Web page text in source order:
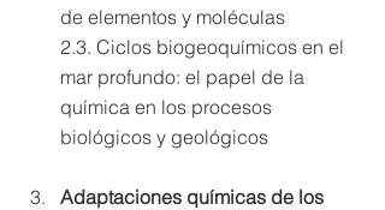
de elementos y moléculas
2.3. Ciclos biogeoquímicos en el
mar profundo: el papel de la
química en los procesos
biológicos y geológicos
Adaptaciones químicas de los